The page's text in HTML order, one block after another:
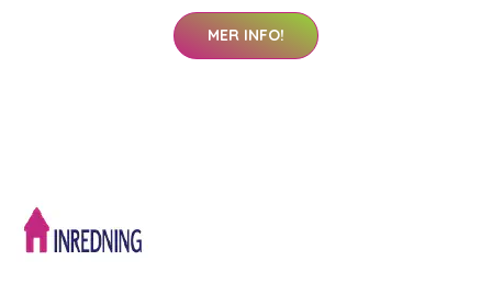
MER INFO!